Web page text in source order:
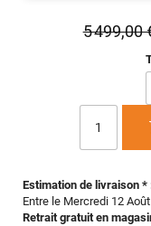
Estimation de livraison *
Entre le Mercredi 12
Retrait gratuit en
5 499,00